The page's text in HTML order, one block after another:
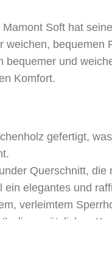
Soft hat
weichen, bequemen
bequemer und
Komfort.
gefertigt,
Querschnitt,
elegantes und
verleimtem
die zusätzlichen